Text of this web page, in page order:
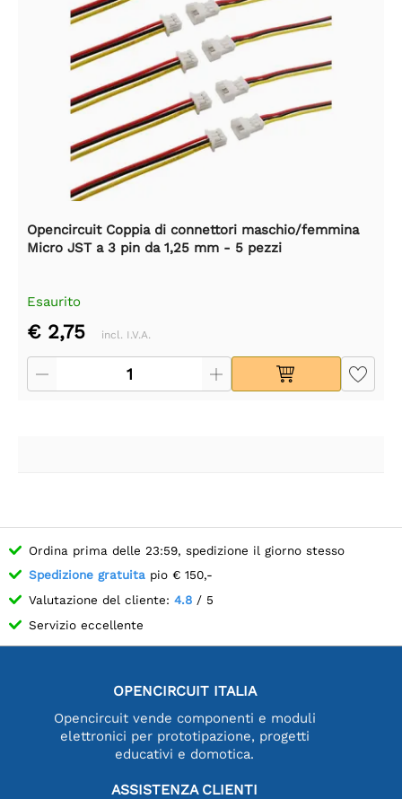
Opencircuit Coppia di connettori maschio/femmina
Micro JST a 3 pin da 1,25 mm - 5 pezzi
Esaurito
€ 2,75 incl. I.V.A.
Ordina prima delle 23:59, spedizione il giorno stesso
Spedizione gratuita pio € 150,-
Valutazione del cliente: 4.8 / 5
Servizio eccellente
OPENCIRCUIT ITALIA
Opencircuit vende componenti e moduli
elettronici per prototipazione, progetti
educativi e domotica.
ASSISTENZA CLIENTI